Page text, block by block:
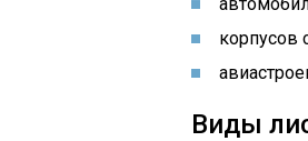
корпусов
Виды